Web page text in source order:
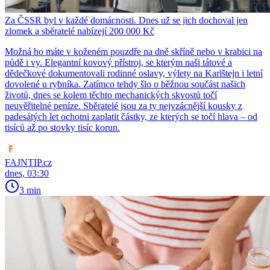
Za ČSSR byl v každé domácnosti. Dnes už se jich dochoval jen
zlomek a sběratelé nabízejí 200 000 Kč
Možná ho máte v koženém pouzdře na dně skříně nebo v krabici na
půdě i vy. Elegantní kovový přístroj, se kterým naši tátové a
dědečkové dokumentovali rodinné oslavy, výlety na Karlštejn i letní
dovolené u rybníka. Zatímco tehdy šlo o běžnou součást našich
životů, dnes se kolem těchto mechanických skvostů točí
neuvěřitelné peníze. Sběratelé jsou za ty nejvzácnější kousky z
padesátých let ochotni zaplatit částky, ze kterých se točí hlava – od
tisíců až po stovky tisíc korun.
FAJNTIP.cz
dnes, 03:30
3 min